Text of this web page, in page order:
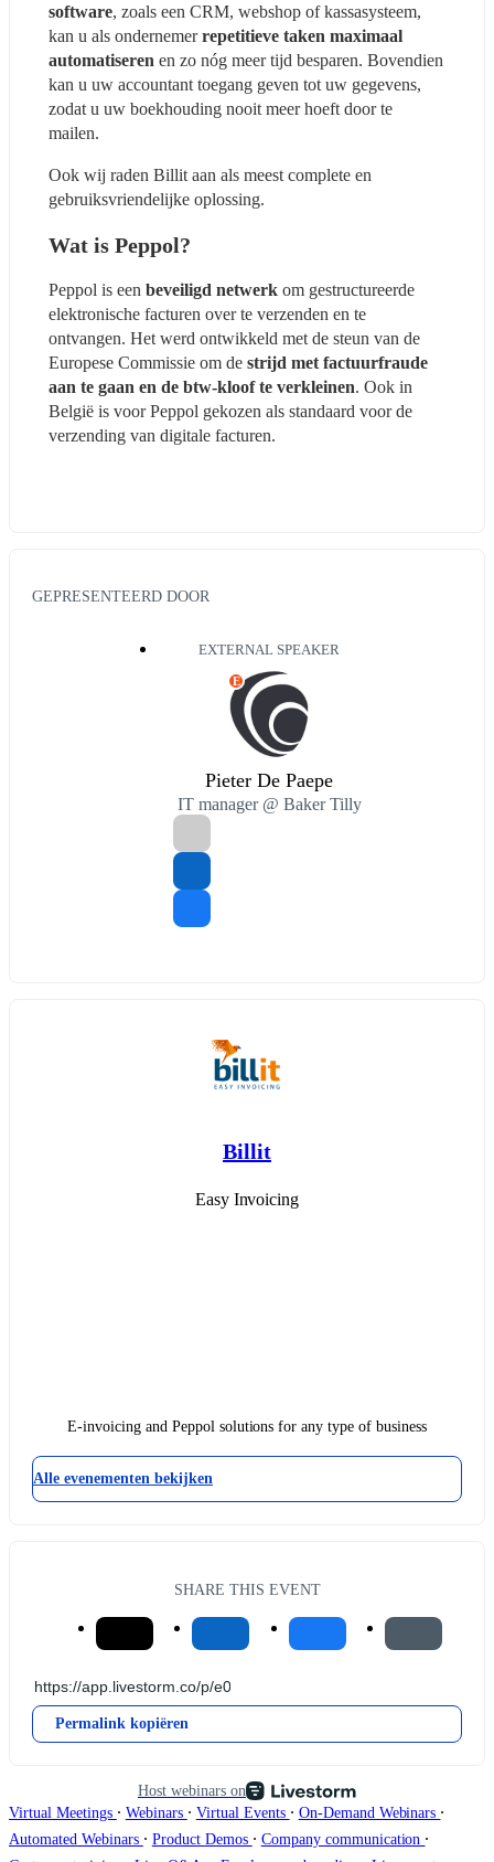
software, zoals een CRM, webshop of kassasysteem,
kan u als ondernemer repetitieve taken maximaal
automatiseren en zo nóg meer tijd besparen. Bovendien
kan u uw accountant toegang geven tot uw gegevens,
zodat u uw boekhouding nooit meer hoeft door te
mailen.
Ook wij raden Billit aan als meest complete en
gebruiksvriendelijke oplossing.
Wat is Peppol?
Peppol is een beveiligd netwerk om gestructureerde
elektronische facturen over te verzenden en te
ontvangen. Het werd ontwikkeld met de steun van de
Europese Commissie om de strijd met factuurfraude
aan te gaan en de btw-kloof te verkleinen. Ook in
België is voor Peppol gekozen als standaard voor de
verzending van digitale facturen.
GEPRESENTEERD DOOR
EXTERNAL SPEAKER
E
Pieter De Paepe
IT manager @ Baker Tilly
Billit
Easy Invoicing
E-invoicing and Peppol solutions for any type of business
Alle evenementen bekijken
SHARE THIS EVENT
Permalink kopiëren
Host webinars on
Virtual Meetings ∙ Webinars ∙ Virtual Events ∙ On-Demand Webinars ∙
Automated Webinars ∙ Product Demos ∙ Company communication ∙